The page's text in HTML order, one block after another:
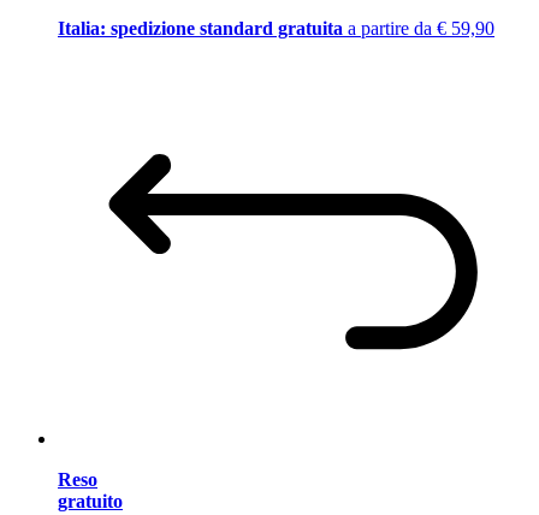
Italia: spedizione standard gratuita a partire da € 59,90
Reso
gratuito